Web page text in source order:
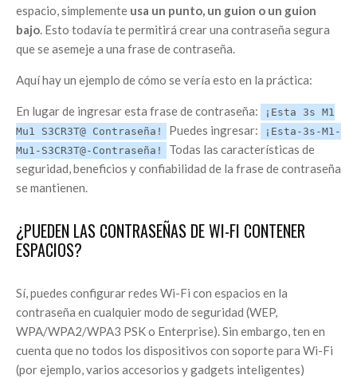
espacio, simplemente usa un punto, un guion o un guion
bajo. Esto todavía te permitirá crear una contraseña segura
que se asemeje a una frase de contraseña.
Aquí hay un ejemplo de cómo se vería esto en la práctica:
En lugar de ingresar esta frase de contraseña:
¡Esta 3s M1
Mu1 S3CR3T@ Contraseña!
Puedes ingresar:
¡Esta-3s-M1-
Mu1-S3CR3T@-Contraseña!
Todas las características de
seguridad, beneficios y confiabilidad de la frase de contraseña
se mantienen.
¿PUEDEN LAS CONTRASEÑAS DE WI-FI CONTENER
ESPACIOS?
Sí, puedes configurar redes Wi-Fi con espacios en la
contraseña en cualquier modo de seguridad (WEP,
WPA/WPA2/WPA3 PSK o Enterprise). Sin embargo, ten en
cuenta que no todos los dispositivos con soporte para Wi-Fi
(por ejemplo, varios accesorios y gadgets inteligentes)